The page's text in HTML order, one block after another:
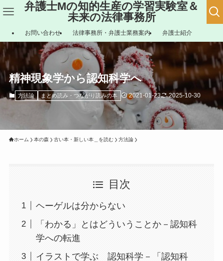
弁護士Mの知的生産の学習実験室＆
未来の法律事務所
お問い合わせ 法律事務所・弁護士業務案内 弁護士紹介
精神現象学から認知科学へ
方法論 まとめ読み・つながり読みの本 2021-01-23 2025-10-30
ホーム 本の森 古い本・新しい本＿を読む 方法論
目次
ヘーゲルは分からない
「わかる」とはどういうことか－認知科
学への転進
イラストで学ぶ 認知科学－「認知科